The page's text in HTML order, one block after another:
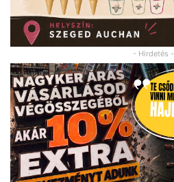
- Hirdetés -